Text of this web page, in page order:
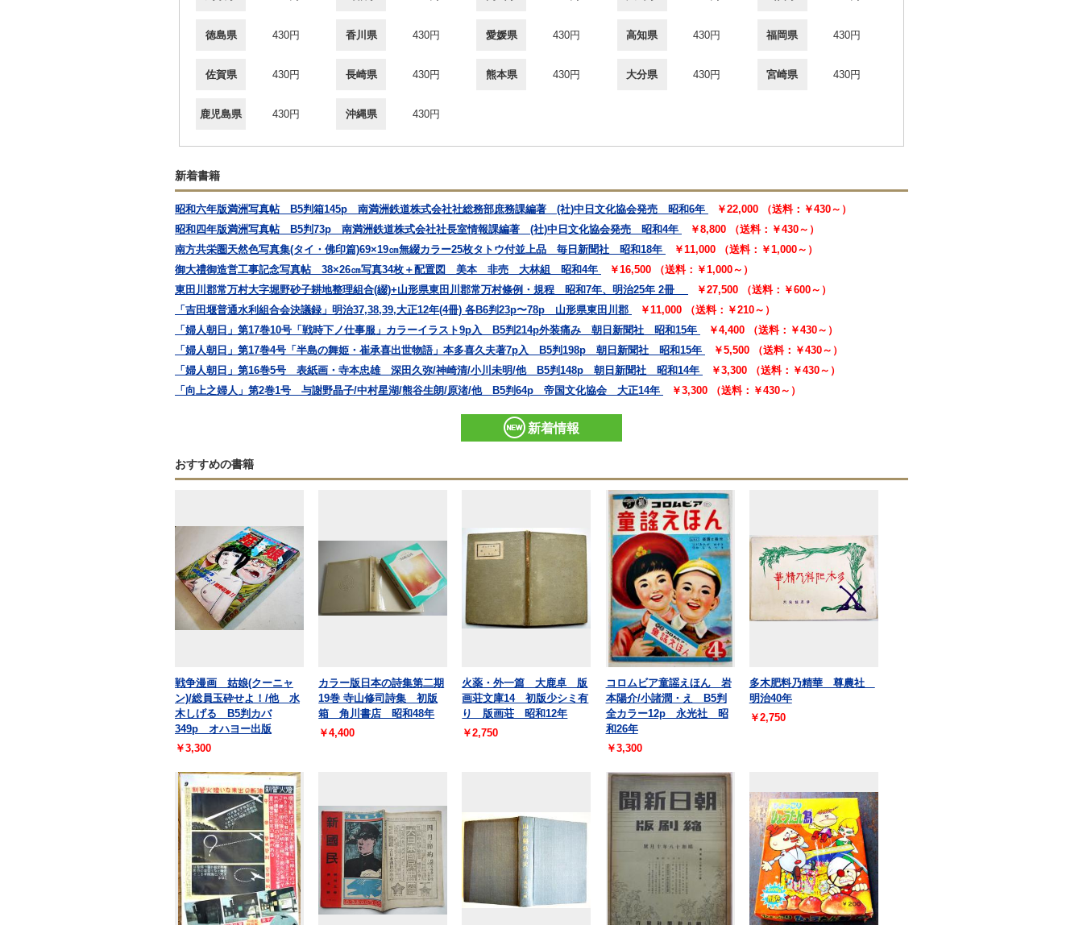
徳島県 430円 香川県 430円 愛媛県 430円 高知県 430円 福岡県 430円
佐賀県 430円 長崎県 430円 熊本県 430円 大分県 430円 宮崎県 430円
鹿児島県 430円 沖縄県 430円
新着書籍
昭和六年版満洲写真帖 B5判箱145p 南満洲鉄道株式会社社総務部庶務課編著 (社)中日文化協会発売 昭和6年
￥22,000 （送料：￥430～）
昭和四年版満洲写真帖 B5判73p 南満洲鉄道株式会社社長室情報課編著 (社)中日文化協会発売 昭和4年
￥8,800 （送料：￥430～）
南方共栄圏天然色写真集(タイ・佛印篇)69×19㎝無綴カラー25枚タトウ付並上品 毎日新聞社 昭和18年
￥11,000 （送料：￥1,000～）
御大禮御造営工事記念写真帖 38×26㎝写真34枚＋配置図 美本 非売 大林組 昭和4年
￥16,500 （送料：￥1,000～）
東田川郡常万村大字堀野砂子耕地整理組合(綴)+山形県東田川郡常万村條例・規程 昭和7年、明治25年 2冊
￥27,500 （送料：￥600～）
「吉田堰普通水利組合会決議録」明治37,38,39,大正12年(4冊) 各B6判23p〜78p 山形県東田川郡
￥11,000 （送料：￥210～）
「婦人朝日」第17巻10号「戦時下ノ仕事服」カラーイラスト9p入 B5判214p外装痛み 朝日新聞社 昭和15年
￥4,400 （送料：￥430～）
「婦人朝日」第17巻4号「半島の舞姫・崔承喜出世物語」本多喜久夫著7p入 B5判198p 朝日新聞社 昭和15年
￥5,500 （送料：￥430～）
「婦人朝日」第16巻5号 表紙画・寺本忠雄 深田久弥/神崎清/小川未明/他 B5判148p 朝日新聞社 昭和14年
￥3,300 （送料：￥430～）
「向上之婦人」第2巻1号 与謝野晶子/中村星湖/熊谷生朗/原渚/他 B5判64p 帝国文化協会 大正14年
￥3,300 （送料：￥430～）
新着情報
おすすめの書籍
戦争漫画 姑娘(クーニャ
ン)/総員玉砕せよ！/他 水
木しげる B5判カバ
349p オハヨー出版
￥3,300
カラー版日本の詩集第二期
19巻 寺山修司詩集 初版
箱 角川書店 昭和48年
￥4,400
火薬・外一篇 大鹿卓 版
画荘文庫14 初版少シミ有
り 版画荘 昭和12年
￥2,750
コロムビア童謡えほん 岩
本陽介/小諸潤・え B5判
全カラー12p 永光社 昭
和26年
￥3,300
多木肥料乃精華 尊農社
明治40年
￥2,750